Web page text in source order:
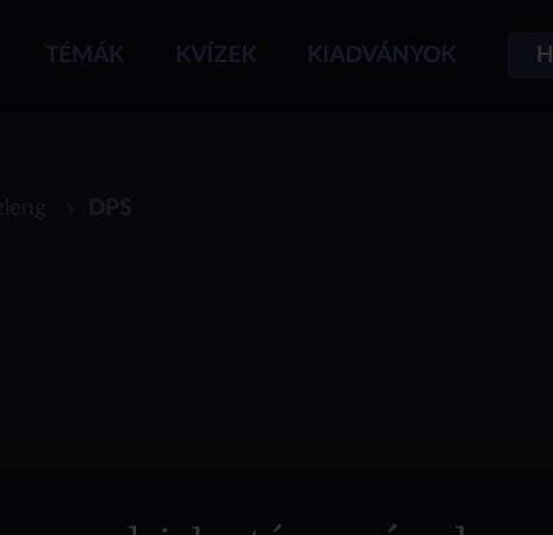
TÉMÁK KVÍZEK KIADVÁNYOK